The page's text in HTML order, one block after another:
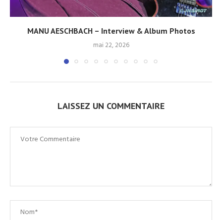
MANU AESCHBACH – Interview & Album Photos
mai 22, 2026
LAISSEZ UN COMMENTAIRE